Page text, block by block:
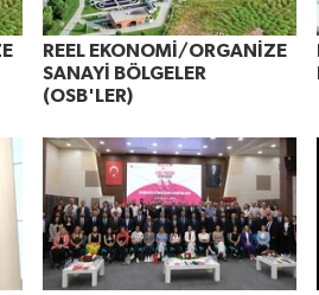
REEL EKONOMİ/ORGANİZE
SANAYİ BÖLGELER
(OSB'LER)